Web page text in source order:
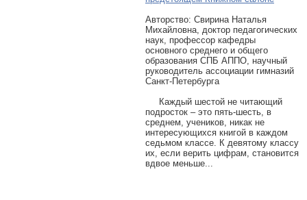
Авторcтво: Свирина Наталья
Михайловна, доктор педагогических
наук, профессор кафедры
основного среднего и общего
образования СПБ АППО, научный
руководитель ассоциации гимназий
Санкт-Петербурга
Каждый шестой не читающий
подросток – это пять-шесть, в
среднем, учеников, никак не
интересующихся книгой в каждом
седьмом классе. К девятому классу
их, если верить цифрам, становится
вдвое меньше...